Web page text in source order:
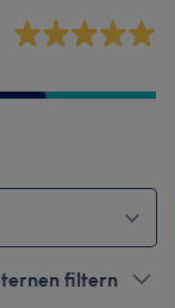
filtern